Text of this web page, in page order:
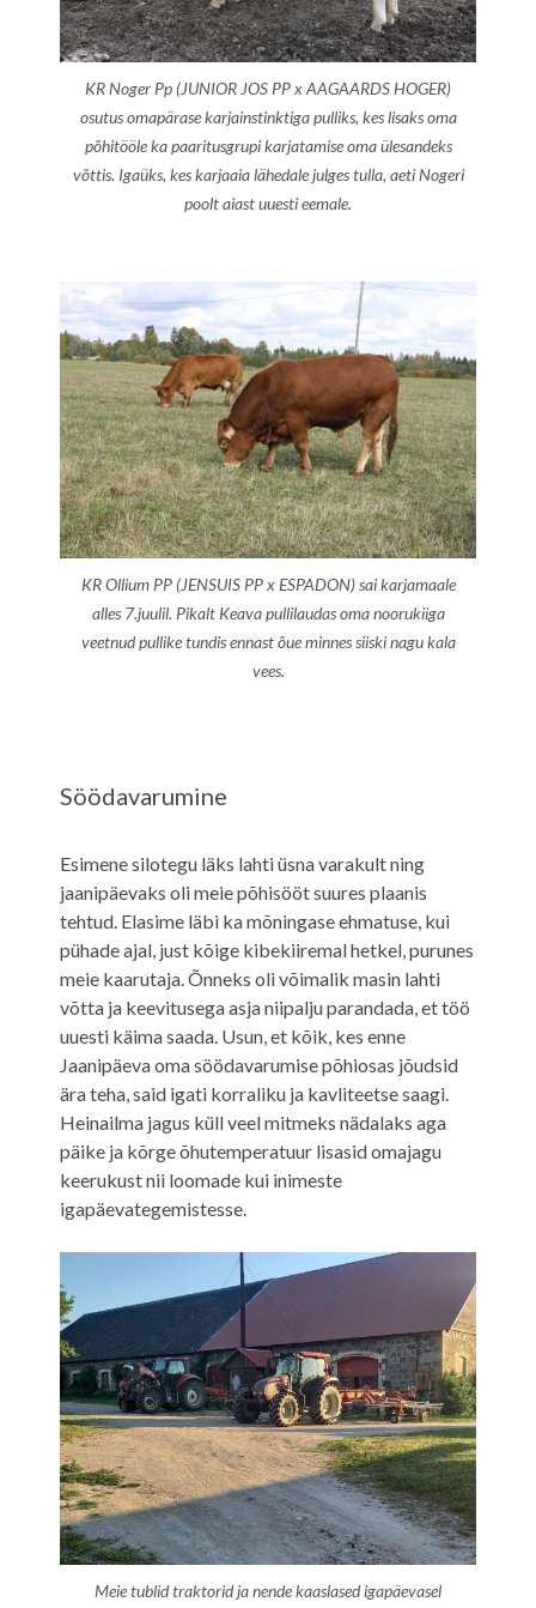
KR Noger Pp (JUNIOR JOS PP x AAGAARDS HOGER)
osutus omapärase karjainstinktiga pulliks, kes lisaks oma
põhitööle ka paaritusgrupi karjatamise oma ülesandeks
võttis. Igaüks, kes karjaaia lähedale julges tulla, aeti Nogeri
poolt aiast uuesti eemale.
KR Ollium PP (JENSUIS PP x ESPADON) sai karjamaale
alles 7.juulil. Pikalt Keava pullilaudas oma noorukiiga
veetnud pullike tundis ennast õue minnes siiski nagu kala
vees.
Söödavarumine
Esimene silotegu läks lahti üsna varakult ning
jaanipäevaks oli meie põhisööt suures plaanis
tehtud. Elasime läbi ka mõningase ehmatuse, kui
pühade ajal, just kõige kibekiiremal hetkel, purunes
meie kaarutaja. Õnneks oli võimalik masin lahti
võtta ja keevitusega asja niipalju parandada, et töö
uuesti käima saada. Usun, et kõik, kes enne
Jaanipäeva oma söödavarumise põhiosas jõudsid
ära teha, said igati korraliku ja kavliteetse saagi.
Heinailma jagus küll veel mitmeks nädalaks aga
päike ja kõrge õhutemperatuur lisasid omajagu
keerukust nii loomade kui inimeste
igapäevategemistesse.
Meie tublid traktorid ja nende kaaslased igapäevasel